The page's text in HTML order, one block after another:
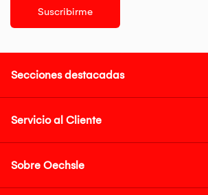
Suscribirme
Secciones destacadas
Servicio al Cliente
Sobre Oechsle